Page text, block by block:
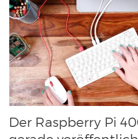
Der Raspberry Pi